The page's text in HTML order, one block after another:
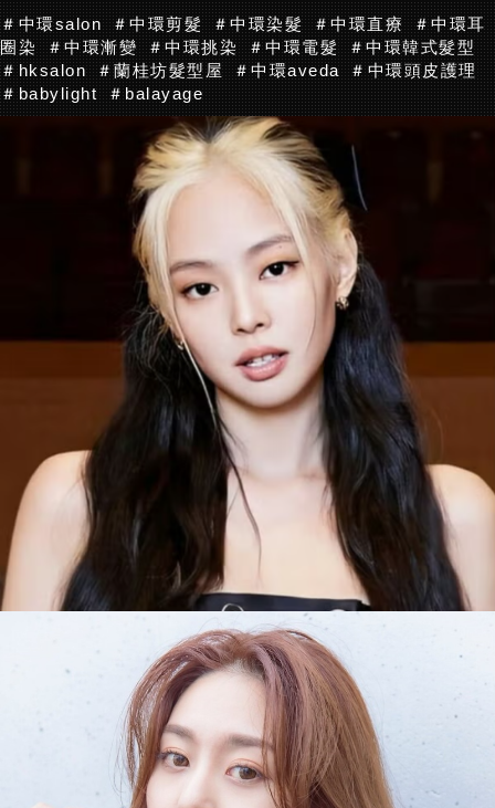
＃中環salon ＃中環剪髮 ＃中環染髮 ＃中環直療 ＃中環耳
圈染 ＃中環漸變 ＃中環挑染 ＃中環電髮 ＃中環韓式髮型
＃hksalon ＃蘭桂坊髮型屋 ＃中環aveda ＃中環頭皮護理
＃babylight ＃balayage